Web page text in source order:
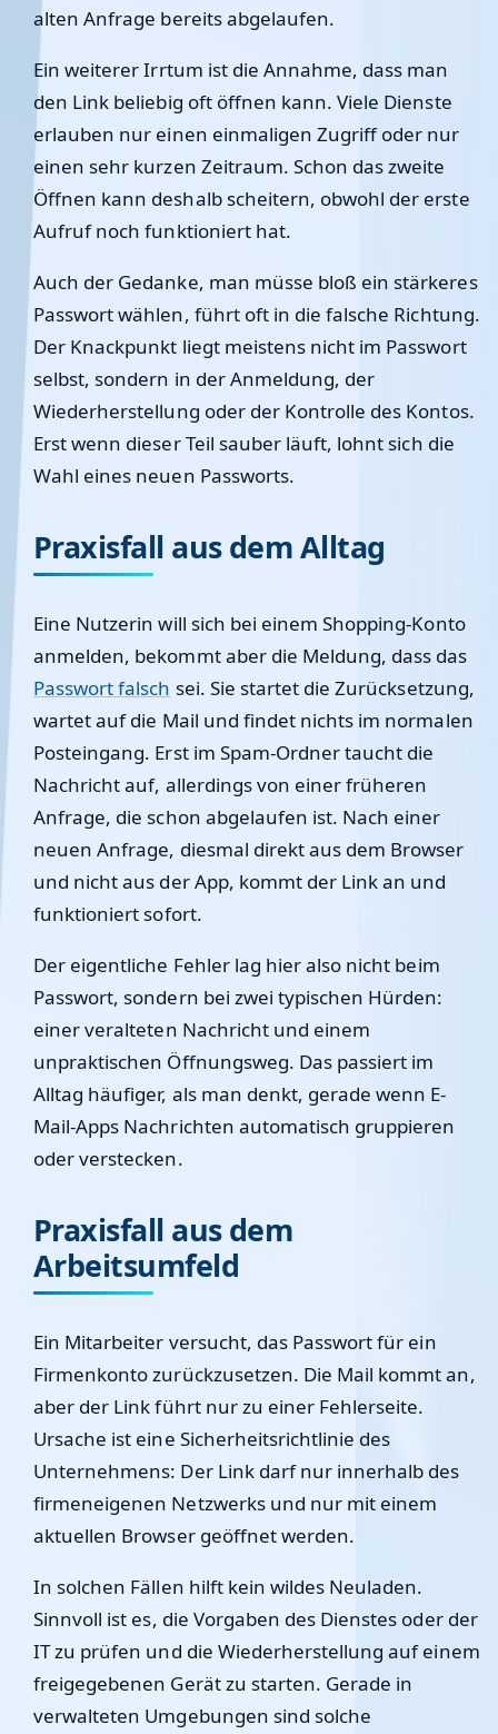
alten Anfrage bereits abgelaufen.
Ein weiterer Irrtum ist die Annahme, dass man
den Link beliebig oft öffnen kann. Viele Dienste
erlauben nur einen einmaligen Zugriff oder nur
einen sehr kurzen Zeitraum. Schon das zweite
Öffnen kann deshalb scheitern, obwohl der erste
Aufruf noch funktioniert hat.
Auch der Gedanke, man müsse bloß ein stärkeres
Passwort wählen, führt oft in die falsche Richtung.
Der Knackpunkt liegt meistens nicht im Passwort
selbst, sondern in der Anmeldung, der
Wiederherstellung oder der Kontrolle des Kontos.
Erst wenn dieser Teil sauber läuft, lohnt sich die
Wahl eines neuen Passworts.
Praxisfall aus dem Alltag
Eine Nutzerin will sich bei einem Shopping-Konto
anmelden, bekommt aber die Meldung, dass das
Passwort falsch sei. Sie startet die Zurücksetzung,
wartet auf die Mail und findet nichts im normalen
Posteingang. Erst im Spam-Ordner taucht die
Nachricht auf, allerdings von einer früheren
Anfrage, die schon abgelaufen ist. Nach einer
neuen Anfrage, diesmal direkt aus dem Browser
und nicht aus der App, kommt der Link an und
funktioniert sofort.
Der eigentliche Fehler lag hier also nicht beim
Passwort, sondern bei zwei typischen Hürden:
einer veralteten Nachricht und einem
unpraktischen Öffnungsweg. Das passiert im
Alltag häufiger, als man denkt, gerade wenn E-
Mail-Apps Nachrichten automatisch gruppieren
oder verstecken.
Praxisfall aus dem
Arbeitsumfeld
Ein Mitarbeiter versucht, das Passwort für ein
Firmenkonto zurückzusetzen. Die Mail kommt an,
aber der Link führt nur zu einer Fehlerseite.
Ursache ist eine Sicherheitsrichtlinie des
Unternehmens: Der Link darf nur innerhalb des
firmeneigenen Netzwerks und nur mit einem
aktuellen Browser geöffnet werden.
In solchen Fällen hilft kein wildes Neuladen.
Sinnvoll ist es, die Vorgaben des Dienstes oder der
IT zu prüfen und die Wiederherstellung auf einem
freigegebenen Gerät zu starten. Gerade in
verwalteten Umgebungen sind solche